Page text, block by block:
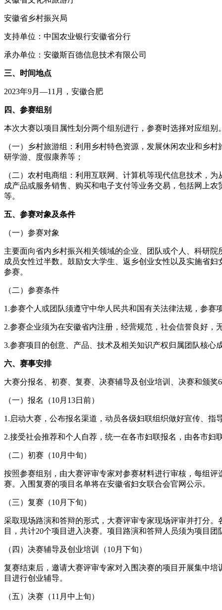
安徽省乡村振兴局
支持单位：中国农业银行安徽省分行
承办单位：安徽斯百德信息技术有限公司
三、时间地点
2023年9月—11月，安徽合肥
四、参赛组别
本次大赛以项目属性划分两个组别进行，参赛时选择对应组别
（一）乡村旅游组：利用乡村特色资源，发展休闲农业和乡
研学游、度假康养等；
（二）农村电商组：利用互联网、计算机等现代信息技术，
成产品或服务销售、购买和电子支付等业务交易，包括网上
等。
五、参赛对象及条件
（一）参赛对象
主要面向省内乡村振兴相关领域的企业、团队或个人、科研
成员女性过半数。鼓励女大学生、返乡创业女性以及实施省
参赛。
（二）参赛条件
1.参赛个人或团队须遵守中华人民共和国有关法律法规，参赛
2.参赛企业须为在安徽省内注册，经营规范，社会信誉良好，
3.参赛项目的创意、产品、技术及相关知识产权归属团队核心
六、赛事安排
大赛分报名、初赛、复赛、决赛辅导及创业培训、决赛和颁奖
（一）报名（10月13日前）
1.启动大赛，公布报名渠道，动员各级妇联组织做好宣传、指
2.接受社会推荐和个人自荐，统一在各市妇联报名，由各市妇
（二）初赛（10月中旬）
按照参赛组别，由大赛评审专家对参赛材料进行审核，每组评
赛。入围复赛的项目名单将在安徽省妇女联合会官网公示。
（三）复赛（10月下旬）
采取现场路演和答辩的形式，大赛评审专家现场评审并打分
目，共计20个项目进入决赛。项目路演和答辩人员须为项目团
（四）决赛辅导及创业培训（10月下旬）
复赛结束后，邀请大赛评审专家对入围决赛的项目开展集中
目进行创业辅导。
（五）决赛（11月中上旬）